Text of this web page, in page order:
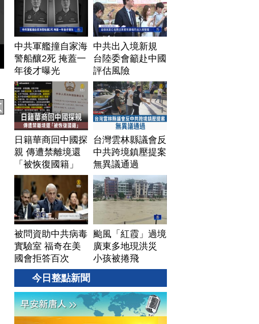
中共軍艦撞自家海
警船釀2死 掩蓋一
年後才曝光
中共出入境新規
台陸委會籲赴中國
評估風險
日籍華商回中國探
親 傳遭禁離境還
「被恢復國籍」
台灣雲林縣議會反
中共跨境鎮壓提案
無異議通過
被問資助中共病毒
實驗室 福奇在美
國會拒答百次
颱風「紅霞」過境
廣東多地現洪災
小孩被捲飛
今日整點新聞